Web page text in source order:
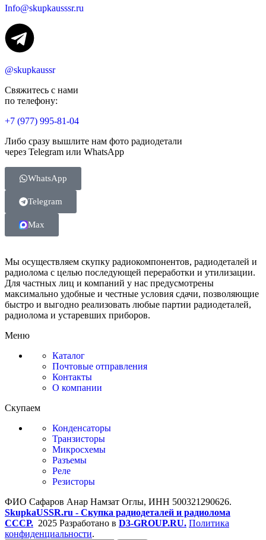
Info@skupkausssr.ru
@skupkaussr
Свяжитесь с нами
по телефону:
+7 (977) 995-81-04
Либо сразу вышлите нам фото радиодетали
через Telegram или WhatsApp
WhatsApp
Telegram
Max
Мы осуществляем скупку радиокомпонентов, радиодеталей и
радиолома с целью последующей переработки и утилизации.
Для частных лиц и компаний у нас предусмотрены
максимально удобные и честные условия сдачи, позволяющие
быстро и выгодно реализовать любые партии радиодеталей,
радиолома и устаревших приборов.
Меню
Каталог
Почтовые отправления
Контакты
О компании
Скупаем
Конденсаторы
Транзисторы
Микросхемы
Разъемы
Реле
Резисторы
ФИО Сафаров Анар Намзат Оглы, ИНН 500321290626.
SkupkaUSSR.ru - Скупка радиодеталей и радиолома
СССР. 2025 Разработано в D3-GROUP.RU. Политика
конфиденциальности.